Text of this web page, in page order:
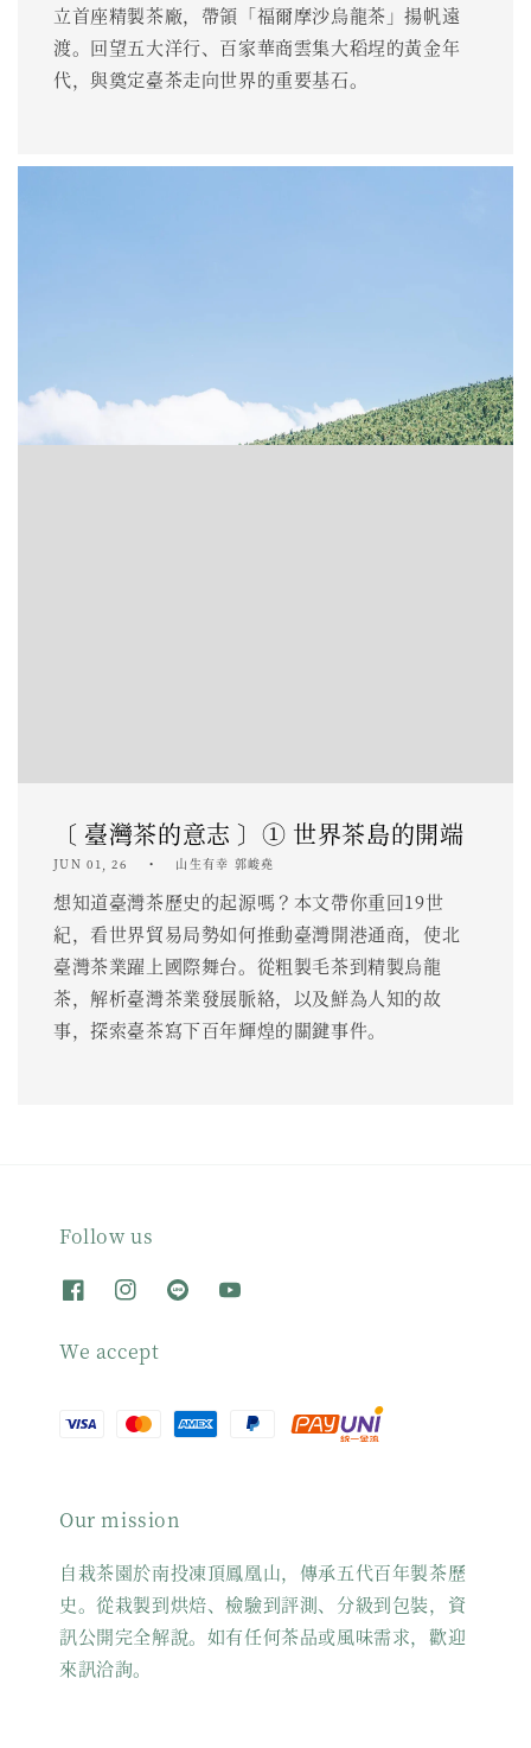
立首座精製茶廠，帶領「福爾摩沙烏龍茶」揚帆遠
渡。回望五大洋行、百家華商雲集大稻埕的黃金年
代，與奠定臺茶走向世界的重要基石。
〔 臺灣茶的意志 〕① 世界茶島的開端
JUN 01, 26 山生有幸 郭峻堯
想知道臺灣茶歷史的起源嗎？本文帶你重回19世
紀，看世界貿易局勢如何推動臺灣開港通商，使北
臺灣茶業躍上國際舞台。從粗製毛茶到精製烏龍
茶，解析臺灣茶業發展脈絡，以及鮮為人知的故
事，探索臺茶寫下百年輝煌的關鍵事件。
Follow us
We accept
Our mission
自栽茶園於南投凍頂鳳凰山，傳承五代百年製茶歷
史。從栽製到烘焙、檢驗到評測、分級到包裝，資
訊公開完全解說。如有任何茶品或風味需求，歡迎
來訊洽詢。